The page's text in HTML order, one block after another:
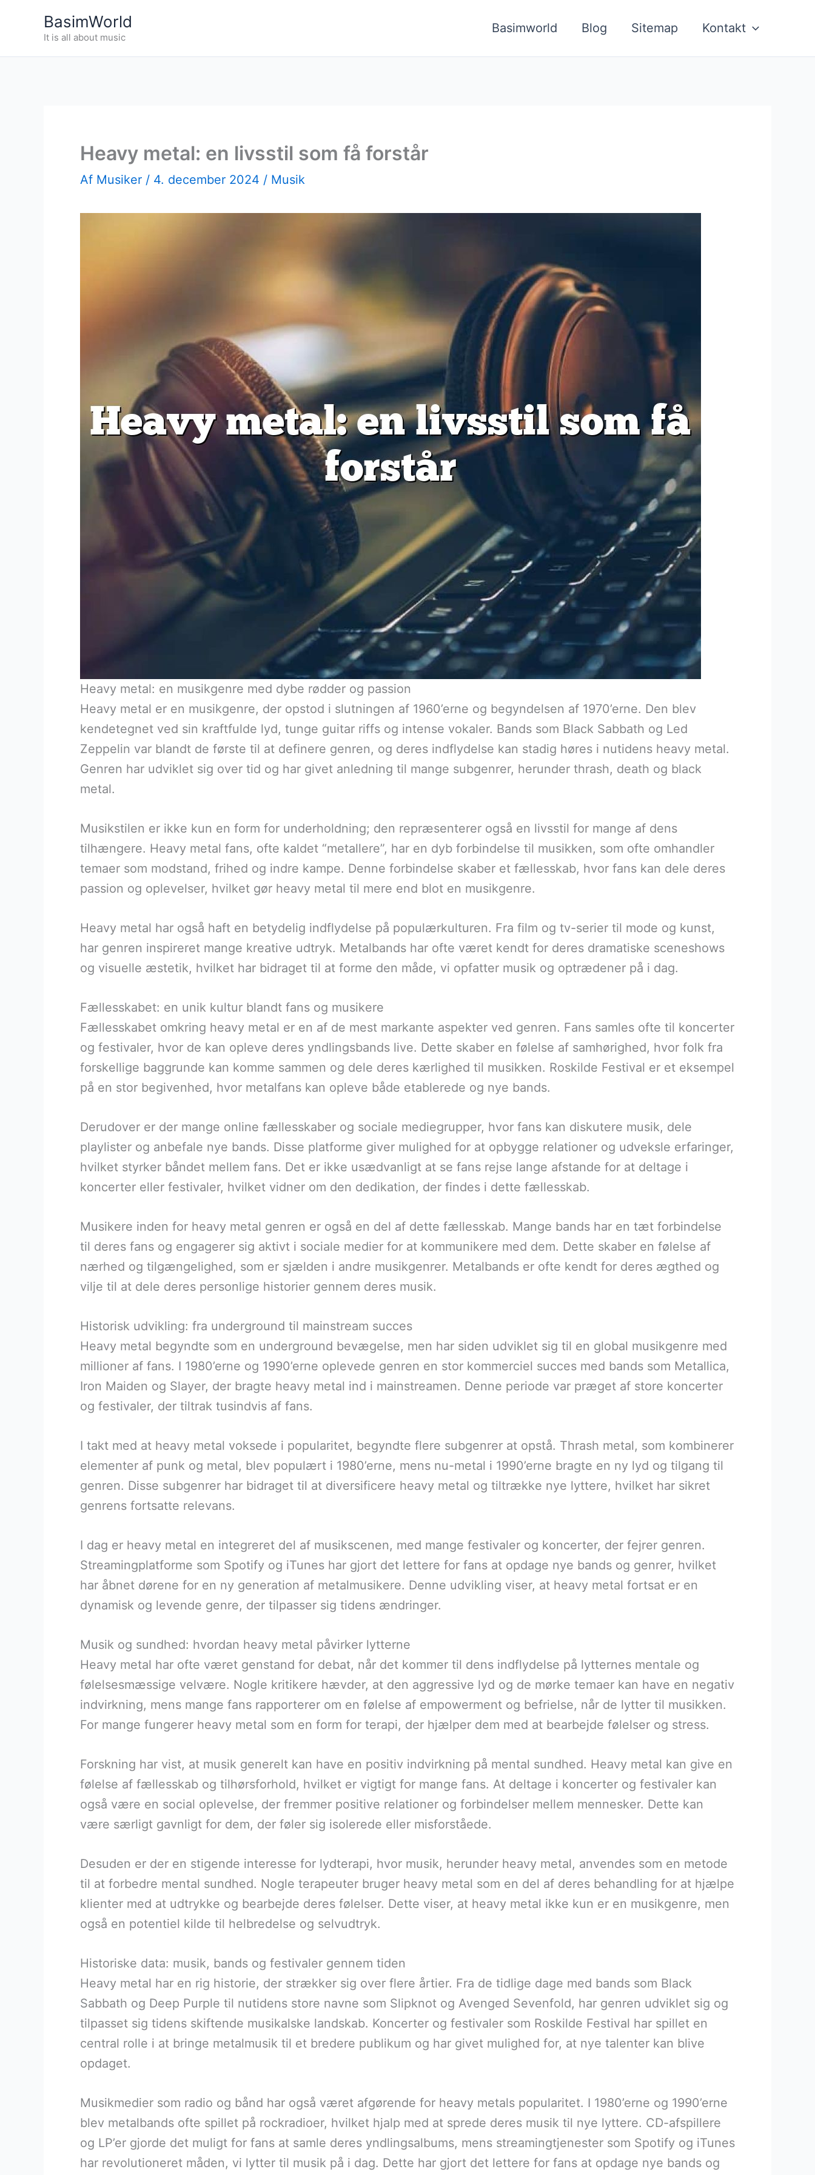
BasimWorld
It is all about music
Basimworld Blog Sitemap Kontakt
Heavy metal: en livsstil som få forstår
Af Musiker / 4. december 2024 / Musik
Heavy metal: en musikgenre med dybe rødder og passion
Heavy metal er en musikgenre, der opstod i slutningen af 1960’erne og begyndelsen af 1970’erne. Den blev
kendetegnet ved sin kraftfulde lyd, tunge guitar riffs og intense vokaler. Bands som Black Sabbath og Led
Zeppelin var blandt de første til at definere genren, og deres indflydelse kan stadig høres i nutidens heavy metal.
Genren har udviklet sig over tid og har givet anledning til mange subgenrer, herunder thrash, death og black
metal.
Musikstilen er ikke kun en form for underholdning; den repræsenterer også en livsstil for mange af dens
tilhængere. Heavy metal fans, ofte kaldet “metallere”, har en dyb forbindelse til musikken, som ofte omhandler
temaer som modstand, frihed og indre kampe. Denne forbindelse skaber et fællesskab, hvor fans kan dele deres
passion og oplevelser, hvilket gør heavy metal til mere end blot en musikgenre.
Heavy metal har også haft en betydelig indflydelse på populærkulturen. Fra film og tv-serier til mode og kunst,
har genren inspireret mange kreative udtryk. Metalbands har ofte været kendt for deres dramatiske sceneshows
og visuelle æstetik, hvilket har bidraget til at forme den måde, vi opfatter musik og optrædener på i dag.
Fællesskabet: en unik kultur blandt fans og musikere
Fællesskabet omkring heavy metal er en af de mest markante aspekter ved genren. Fans samles ofte til koncerter
og festivaler, hvor de kan opleve deres yndlingsbands live. Dette skaber en følelse af samhørighed, hvor folk fra
forskellige baggrunde kan komme sammen og dele deres kærlighed til musikken. Roskilde Festival er et eksempel
på en stor begivenhed, hvor metalfans kan opleve både etablerede og nye bands.
Derudover er der mange online fællesskaber og sociale mediegrupper, hvor fans kan diskutere musik, dele
playlister og anbefale nye bands. Disse platforme giver mulighed for at opbygge relationer og udveksle erfaringer,
hvilket styrker båndet mellem fans. Det er ikke usædvanligt at se fans rejse lange afstande for at deltage i
koncerter eller festivaler, hvilket vidner om den dedikation, der findes i dette fællesskab.
Musikere inden for heavy metal genren er også en del af dette fællesskab. Mange bands har en tæt forbindelse
til deres fans og engagerer sig aktivt i sociale medier for at kommunikere med dem. Dette skaber en følelse af
nærhed og tilgængelighed, som er sjælden i andre musikgenrer. Metalbands er ofte kendt for deres ægthed og
vilje til at dele deres personlige historier gennem deres musik.
Historisk udvikling: fra underground til mainstream succes
Heavy metal begyndte som en underground bevægelse, men har siden udviklet sig til en global musikgenre med
millioner af fans. I 1980’erne og 1990’erne oplevede genren en stor kommerciel succes med bands som Metallica,
Iron Maiden og Slayer, der bragte heavy metal ind i mainstreamen. Denne periode var præget af store koncerter
og festivaler, der tiltrak tusindvis af fans.
I takt med at heavy metal voksede i popularitet, begyndte flere subgenrer at opstå. Thrash metal, som kombinerer
elementer af punk og metal, blev populært i 1980’erne, mens nu-metal i 1990’erne bragte en ny lyd og tilgang til
genren. Disse subgenrer har bidraget til at diversificere heavy metal og tiltrække nye lyttere, hvilket har sikret
genrens fortsatte relevans.
I dag er heavy metal en integreret del af musikscenen, med mange festivaler og koncerter, der fejrer genren.
Streamingplatforme som Spotify og iTunes har gjort det lettere for fans at opdage nye bands og genrer, hvilket
har åbnet dørene for en ny generation af metalmusikere. Denne udvikling viser, at heavy metal fortsat er en
dynamisk og levende genre, der tilpasser sig tidens ændringer.
Musik og sundhed: hvordan heavy metal påvirker lytterne
Heavy metal har ofte været genstand for debat, når det kommer til dens indflydelse på lytternes mentale og
følelsesmæssige velvære. Nogle kritikere hævder, at den aggressive lyd og de mørke temaer kan have en negativ
indvirkning, mens mange fans rapporterer om en følelse af empowerment og befrielse, når de lytter til musikken.
For mange fungerer heavy metal som en form for terapi, der hjælper dem med at bearbejde følelser og stress.
Forskning har vist, at musik generelt kan have en positiv indvirkning på mental sundhed. Heavy metal kan give en
følelse af fællesskab og tilhørsforhold, hvilket er vigtigt for mange fans. At deltage i koncerter og festivaler kan
også være en social oplevelse, der fremmer positive relationer og forbindelser mellem mennesker. Dette kan
være særligt gavnligt for dem, der føler sig isolerede eller misforståede.
Desuden er der en stigende interesse for lydterapi, hvor musik, herunder heavy metal, anvendes som en metode
til at forbedre mental sundhed. Nogle terapeuter bruger heavy metal som en del af deres behandling for at hjælpe
klienter med at udtrykke og bearbejde deres følelser. Dette viser, at heavy metal ikke kun er en musikgenre, men
også en potentiel kilde til helbredelse og selvudtryk.
Historiske data: musik, bands og festivaler gennem tiden
Heavy metal har en rig historie, der strækker sig over flere årtier. Fra de tidlige dage med bands som Black
Sabbath og Deep Purple til nutidens store navne som Slipknot og Avenged Sevenfold, har genren udviklet sig og
tilpasset sig tidens skiftende musikalske landskab. Koncerter og festivaler som Roskilde Festival har spillet en
central rolle i at bringe metalmusik til et bredere publikum og har givet mulighed for, at nye talenter kan blive
opdaget.
Musikmedier som radio og bånd har også været afgørende for heavy metals popularitet. I 1980’erne og 1990’erne
blev metalbands ofte spillet på rockradioer, hvilket hjalp med at sprede deres musik til nye lyttere. CD-afspillere
og LP’er gjorde det muligt for fans at samle deres yndlingsalbums, mens streamingtjenester som Spotify og iTunes
har revolutioneret måden, vi lytter til musik på i dag. Dette har gjort det lettere for fans at opdage nye bands og